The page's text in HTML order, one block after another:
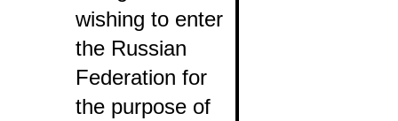
wishing to enter
the Russian
Federation for
the purpose of